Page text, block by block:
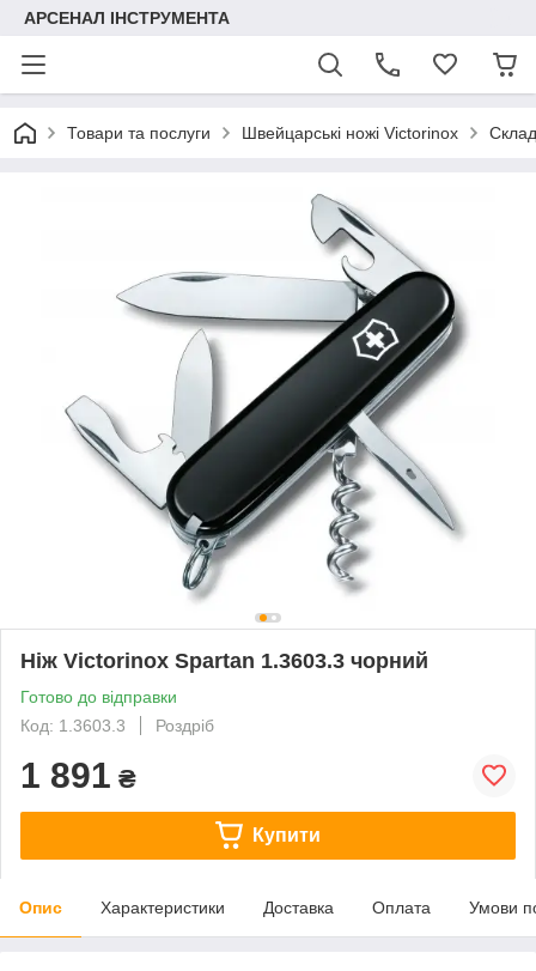
АРСЕНАЛ ІНСТРУМЕНТА
Товари та послуги Швейцарські ножі Victorinox
Ніж Victorinox Spartan 1.3603.3 чорний
Готово до відправки
Код: 1.3603.3
Роздріб
1 891 ₴
Купити
Опис Характеристики Доставка Оплата Умови